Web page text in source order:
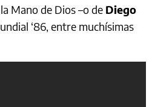
Mano de Dios –o de Diego
‘86, entre muchísimas